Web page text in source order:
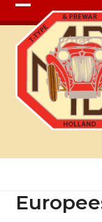
Open
mobile
menu
Close
mobile
menu